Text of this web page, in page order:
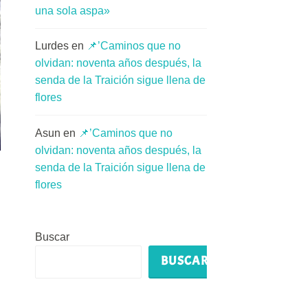
una sola aspa»
Lurdes en 📌’Caminos que no
olvidan: noventa años después, la
senda de la Traición sigue llena de
flores
Asun en 📌’Caminos que no
olvidan: noventa años después, la
senda de la Traición sigue llena de
flores
Buscar
BUSCAR